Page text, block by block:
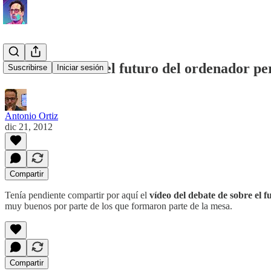
Suscribirse Iniciar sesión
El debate sobre el futuro del ordenador
Antonio Ortiz
dic 21, 2012
Compartir
Tenía pendiente compartir por aquí el vídeo del debate de sobre el
muy buenos por parte de los que formaron parte de la mesa.
Compartir